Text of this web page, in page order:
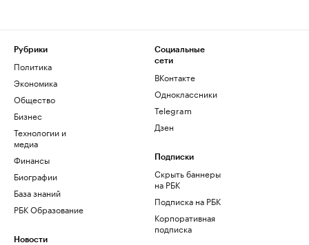
Рубрики
Политика
Экономика
Общество
Бизнес
Технологии и
медиа
Финансы
Биографии
База знаний
РБК Образование
Новости
Социальные
сети
ВКонтакте
Одноклассники
Telegram
Дзен
Подписки
Скрыть баннеры
на РБК
Подписка на РБК
Корпоративная
подписка